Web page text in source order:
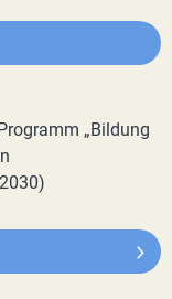
„Bildung